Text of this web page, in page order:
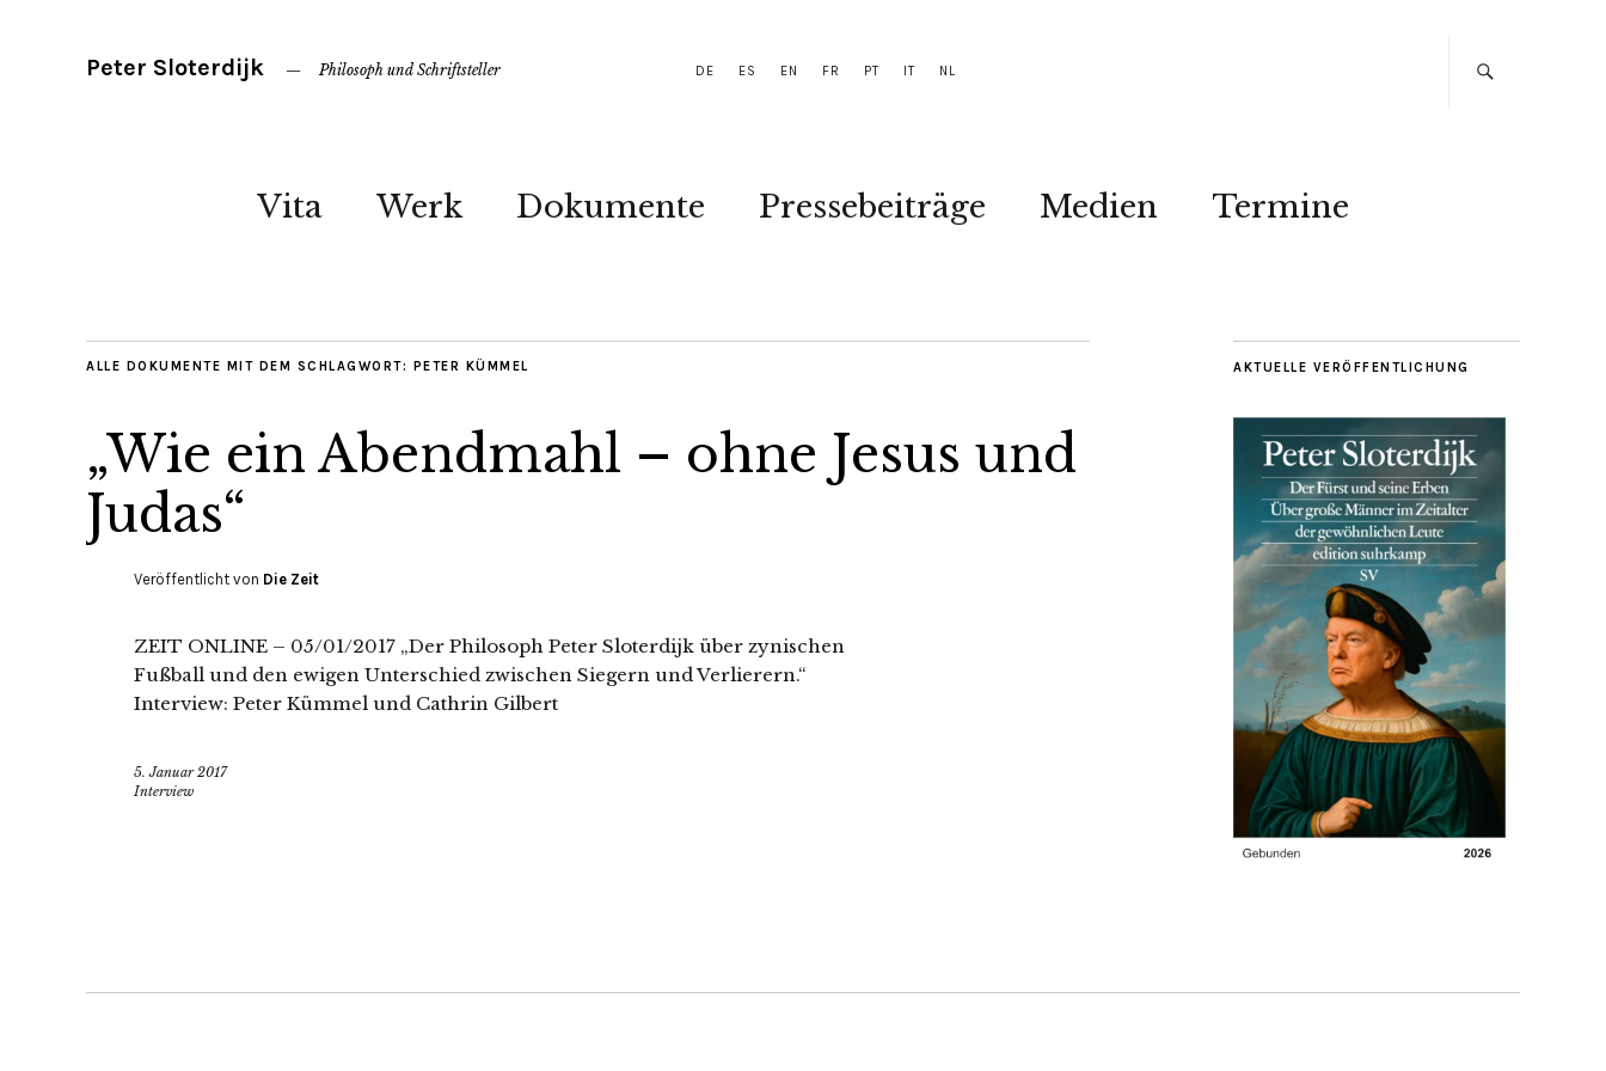
DE ES EN FR PT IT NL
Peter Sloterdijk Philosoph und Schriftsteller
Vita Werk Dokumente Pressebeiträge Medien Termine
ALLE DOKUMENTE MIT DEM SCHLAGWORT: PETER KÜMMEL
„Wie ein Abendmahl – ohne Jesus und
Judas“
Veröffentlicht von Die Zeit
ZEIT ONLINE – 05/01/2017 „Der Philosoph Peter Sloterdijk über zynischen
Fußball und den ewigen Unterschied zwischen Siegern und Verlierern.“
Interview: Peter Kümmel und Cathrin Gilbert
5. Januar 2017
Interview
AKTUELLE VERÖFFENTLICHUNG